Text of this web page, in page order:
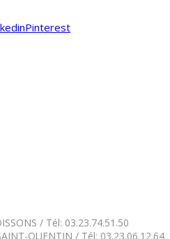
Pinterest
/ Tél: 03.23.74.51.50
QUENTIN / Tél: 03.23.06.12.64